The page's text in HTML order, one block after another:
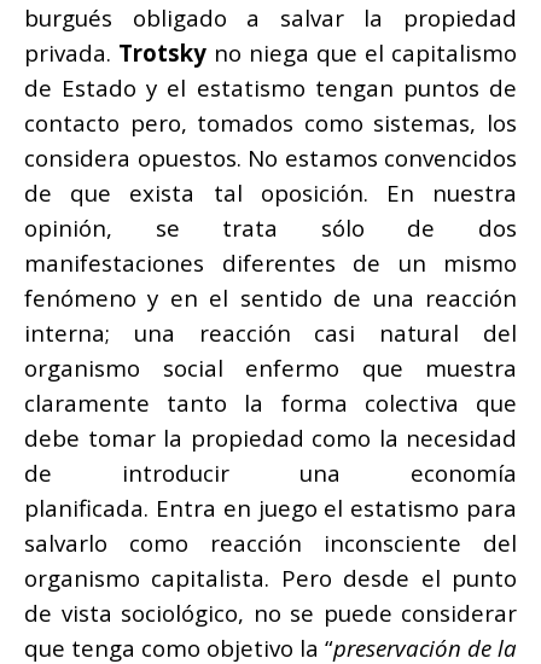
burgués obligado a salvar la propiedad
privada. Trotsky no niega que el capitalismo
de Estado y el estatismo tengan puntos de
contacto pero, tomados como sistemas, los
considera opuestos. No estamos convencidos
de que exista tal oposición. En nuestra
opinión, se trata sólo de dos
manifestaciones diferentes de un mismo
fenómeno y en el sentido de una reacción
interna; una reacción casi natural del
organismo social enfermo que muestra
claramente tanto la forma colectiva que
debe tomar la propiedad como la necesidad
de introducir una economía
planificada. Entra en juego el estatismo para
salvarlo como reacción inconsciente del
organismo capitalista. Pero desde el punto
de vista sociológico, no se puede considerar
que tenga como objetivo la “preservación de la